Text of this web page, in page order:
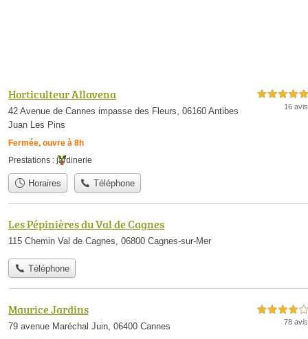
Horticulteur Allavena
42 Avenue de Cannes impasse des Fleurs, 06160 Antibes
Juan Les Pins
Fermée, ouvre à 8h
5,0 étoiles sur 5
16 avis
Prestations : jardinerie
Horaires Téléphone
Les Pépinières du Val de Cagnes
115 Chemin Val de Cagnes, 06800 Cagnes-sur-Mer
Téléphone
Maurice Jardins
79 avenue Maréchal Juin, 06400 Cannes
4,0 étoiles sur 5
78 avis